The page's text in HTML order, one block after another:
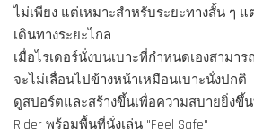
ไม่เพียง แต่เหมาะสำหรับระยะทางสั้น ๆ แ
เดินทางระยะไกล
เมื่อไรเดอร์นั่งบนเบาะที่กำหนดเองสามา
จะไม่เลื่อนไปข้างหน้าเหมือนเบาะนั่งปกติ
ดูสปอร์ตและสร้างขึ้นเพื่อความสบายยิ่งขึ้
Rider พร้อมพื้นที่นั่งเล่น "Feel Safe"